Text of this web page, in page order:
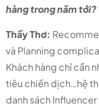
hàng trong năm tới?
Thầy Thơ:
và Planning
Khách hàng chỉ cần
tiêu chiến dịch…hệ
danh sách